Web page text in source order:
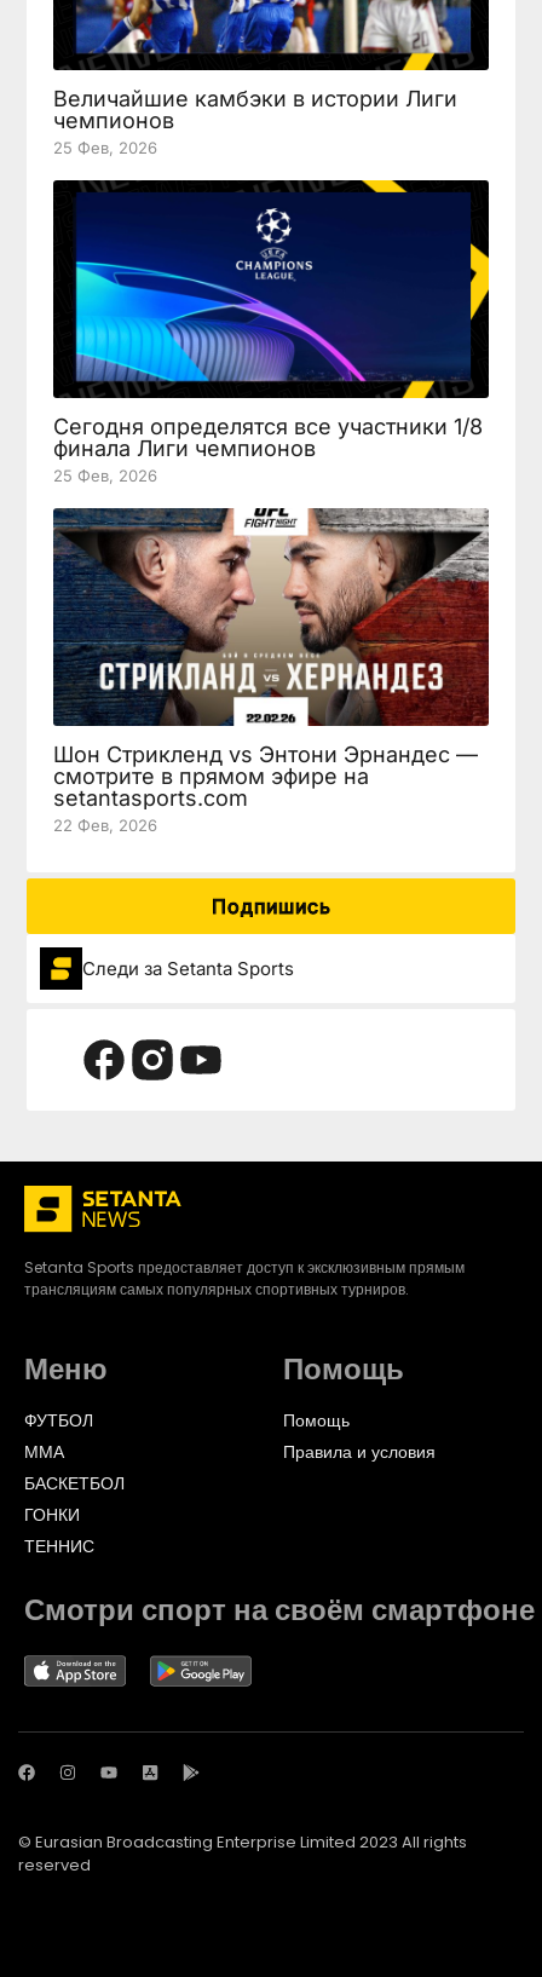
Величайшие камбэки в истории Лиги
чемпионов
25 Фев, 2026
Сегодня определятся все участники 1/8
финала Лиги чемпионов
25 Фев, 2026
Шон Стрикленд vs Энтони Эрнандес —
смотрите в прямом эфире на
setantasports.com
22 Фев, 2026
Подпишись
Следи за Setanta Sports
Setanta Sports предоставляет доступ к эксклюзивным прямым
трансляциям самых популярных спортивных турниров.
Меню
ФУТБОЛ
ММА
БАСКЕТБОЛ
ГОНКИ
ТЕННИС
Помощь
Помощь
Правила и условия
Смотри спорт на своём смартфоне
© Eurasian Broadcasting Enterprise Limited 2023 All rights
reserved